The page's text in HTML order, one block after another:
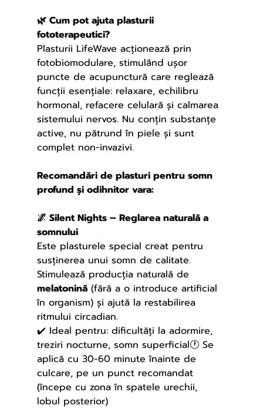
🌿 Cum pot ajuta plasturii
fototerapeutici?
Plasturii LifeWave acționează prin
fotobiomodulare, stimulând ușor
puncte de acupunctură care reglează
funcții esențiale: relaxare, echilibru
hormonal, refacere celulară și calmarea
sistemului nervos. Nu conțin substanțe
active, nu pătrund în piele și sunt
complet non-invazivi.
Recomandări de plasturi pentru somn
profund și odihnitor vara:
🌌 Silent Nights – Reglarea naturală a
somnului
Este plasturele special creat pentru
susținerea unui somn de calitate.
Stimulează producția naturală de
melatonină (fără a o introduce artificial
în organism) și ajută la restabilirea
ritmului circadian.
✔️ Ideal pentru: dificultăți la adormire,
treziri nocturne, somn superficial🕐 Se
aplică cu 30-60 minute înainte de
culcare, pe un punct recomandat
(începe cu zona în spatele urechii,
lobul posterior)